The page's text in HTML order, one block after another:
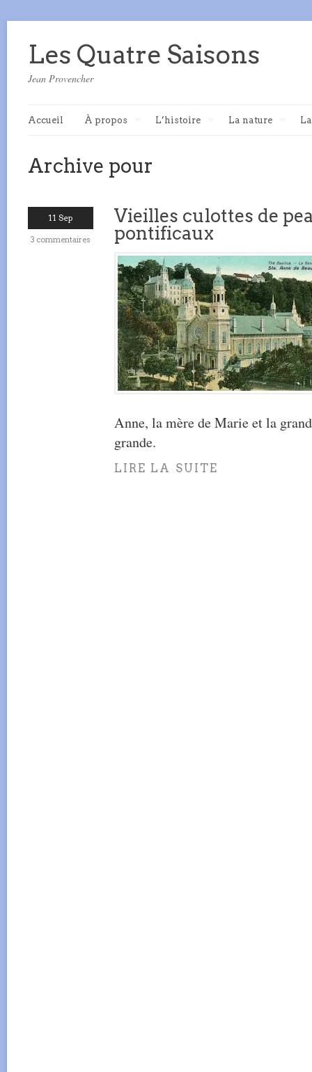
Les Quatre Saisons
Jean Provencher
Accueil À propos L’histoire La nature
Archive pour
11 Sep
3 commentaires
Vieilles culottes de
pontificaux
Anne, la mère de Marie et la
grande.
LIRE LA SUITE